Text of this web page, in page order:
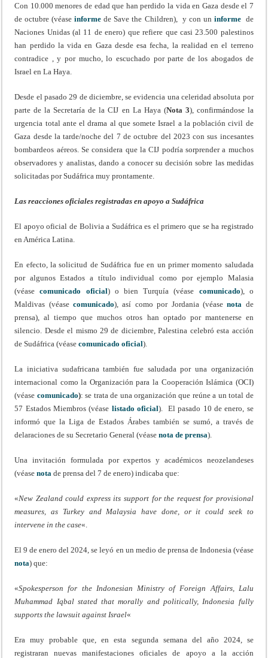
Con 10.000 menores de edad que han perdido la vida en Gaza desde el 7
de octubre (véaseinforme de Save the Children), y con un informede
Naciones Unidas (al 11 de enero) que refiere que casi 23.500 palestinos
han perdido la vida en Gaza desde esa fecha, la realidad en el terreno
contradice , y por mucho, lo escuchado por parte de los abogados de
Israel en La Haya.
Desde el pasado 29 de diciembre, se evidencia una celeridad absoluta por
parte de la Secretaría de la CIJ en La Haya (Nota 3), confirmándose la
urgencia total ante el drama al que somete Israel a la población civil de
Gaza desde la tarde/noche del 7 de octubre del 2023 con sus incesantes
bombardeos aéreos. Se considera que la CIJ podría sorprender a muchos
observadores y analistas, dando a conocer su decisión sobre las medidas
solicitadas por Sudáfrica muy prontamente.
Las reacciones oficiales registradas en apoyo a Sudáfrica
El apoyo oficial de Bolivia a Sudáfrica es el primero que se ha registrado
en América Latina.
En efecto, la solicitud de Sudáfrica fue en un primer momento saludada
por algunos Estados a título individual como por ejemplo Malasia
(véasecomunicado oficial) o bien Turquía (véase comunicado), o
Maldivas (véasecomunicado), así como por Jordania (véasenota de
prensa), al tiempo que muchos otros han optado por mantenerse en
silencio. Desde el mismo 29 de diciembre, Palestina celebró esta acción
de Sudáfrica (véasecomunicado oficial).
La iniciativa sudafricana también fue saludada por una organización
internacional como la Organización para la Cooperación Islámica (OCI)
(véase comunicado): se trata de una organización que reúne a un total de
57 Estados Miembros (véase listado oficial). El pasado 10 de enero, se
informó que la Liga de Estados Árabes también se sumó, a través de
delaraciones de su Secretario General (véasenota de prensa).
Una invitación formulada por expertos y académicos neozelandeses
(véasenota de prensa del 7 de enero) indicaba que:
«New Zealand could express its support for the request for provisional
measures, as Turkey and Malaysia have done, or it could seek to
intervene in the case«.
El 9 de enero del 2024, se leyó en un medio de prensa de Indonesia (véase
nota) que:
«Spokesperson for the Indonesian Ministry of Foreign Affairs, Lalu
Muhammad Iqbal stated that morally and politically, Indonesia fully
supports the lawsuit against Israel«
Era muy probable que, en esta segunda semana del año 2024, se
registraran nuevas manifestaciones oficiales de apoyo a la acción